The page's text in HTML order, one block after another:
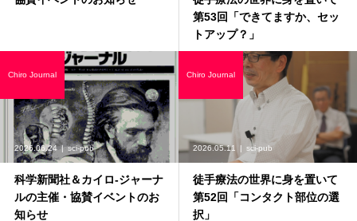
第53回「できてますか、セッ
トアップ？」
2026.06.24 sci-pub
科学新聞社＆カイロ-ジャーナ
ルの主催・協賛イベントのお
知らせ
Chiro Journal
2026.05.11 sci-pub
徒手療法の世界に身を置いて
第52回「コンタクト部位の選
択」
Chiro Journal